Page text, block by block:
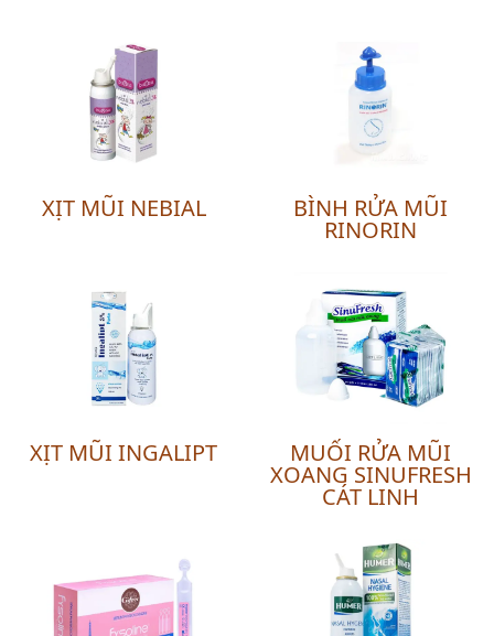
XỊT MŨI NEBIAL BÌNH RỬA MŨI
RINORIN
XỊT MŨI INGALIPT MUỐI RỬA MŨI
XOANG SINUFRESH
CÁT LINH